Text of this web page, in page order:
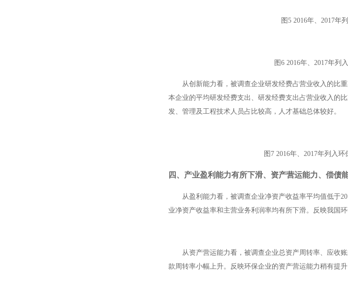
图 5 2016年、 2017年
图 6 2016年、 2017年列
从创新能力看，被调查企业研发经费占营业收入的比
本企业的平均研发经费支出、研发经费支出占营业收入的
发、管理及工程技术人员占比较高，人才基础总体较好。
图 7 2016年、 2017年列入环
四、产业盈利能力有所下滑、资产营运能力、偿债
从盈利能力看，被调查企业净资产收益率平均值低于
业净资产收益率和主营业务利润率均有所下滑。反映我国
从资产营运能力看，被调查企业总资产周转率、应收
款周转率小幅上升。反映环保企业的资产营运能力稍有提升